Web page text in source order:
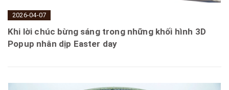
2026-04-07
Khi lời chúc bừng sáng trong những khối hình 3D
Popup nhân dịp Easter day